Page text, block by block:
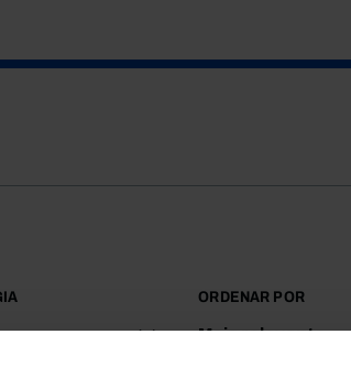
ORDENAR POR
Mais relevante